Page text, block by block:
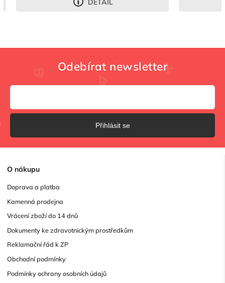
DETAIL
O nákupu
Doprava a platba
Kamenná prodejna
Vrácení zboží do 14 dnů
Dokumenty ke zdravotnickým prostředkům
Reklamační řád k ZP
Obchodní podmínky
Podmínky ochrany osobních údajů
Odebírat newsletter
Přihlásit se